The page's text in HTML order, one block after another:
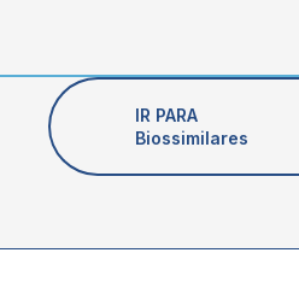
IR PARA
Biossimilares